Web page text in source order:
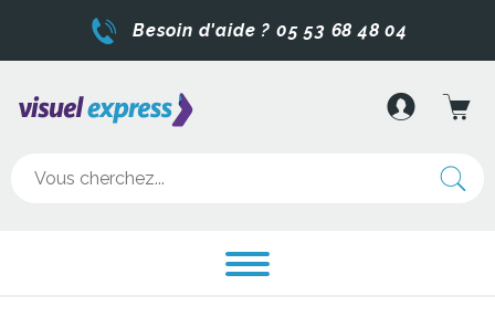
Besoin d'aide ? 05 53 68 48 04